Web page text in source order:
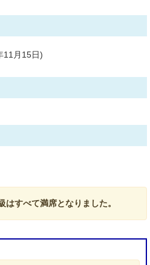
ます。
時間厳守としてください。
ただきます。
11月15日)
すべて満席となりました。